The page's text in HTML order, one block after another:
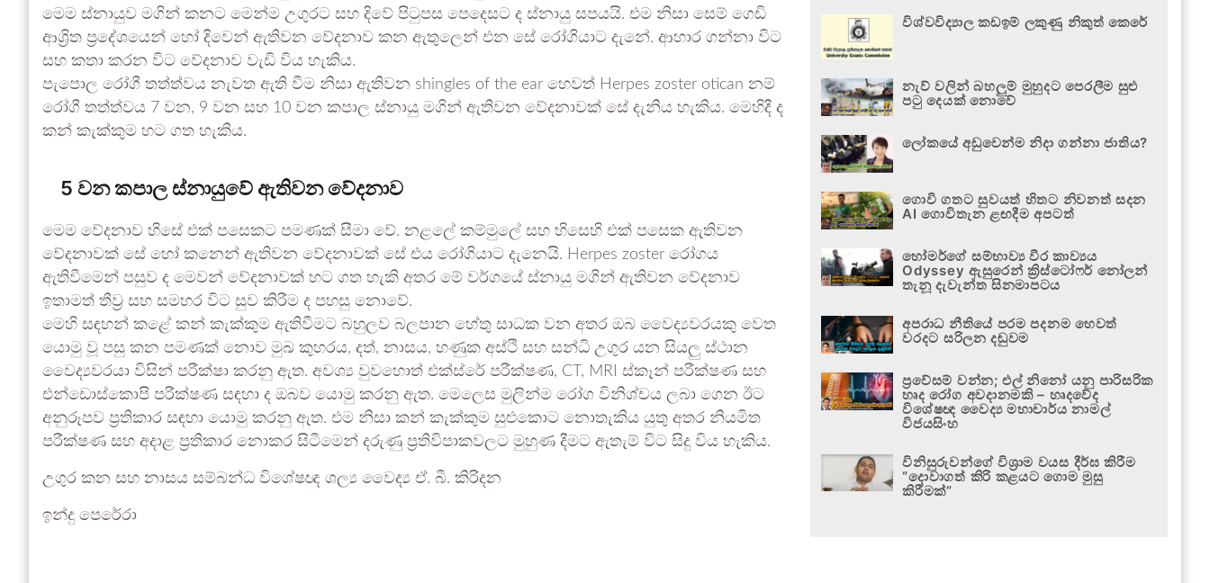
මෙම ස්නායුව මගින් කනට මෙන්ම උගුරට සහ දිවේ පිටුපස පෙදෙසට ද ස්නායු සපයයි. එම නිසා සෙම් ගෙඩි
ආශ්‍රිත ප්‍රදේශයෙන් හෝ දිවෙන් ඇතිවන වේදනාව කන ඇතුලෙන් එන සේ රෝගියාට දැනේ. ආහාර ගන්නා විට
සහ කතා කරන විට වේදනාව වැඩි විය හැකිය.
පැපොල රෝගී තත්ත්වය නැවත ඇති වීම නිසා ඇතිවන shingles of the ear හෙවත් Herpes zoster otican නම්
රෝගී තත්ත්වය 7 වන, 9 වන සහ 10 වන කපාල ස්නායු මගින් ඇතිවන වේදනාවක් සේ දැනිය හැකිය. මෙහිදී ද
කන් කැක්කුම හට ගත හැකිය.
5 වන කපාල ස්නායුවේ ඇතිවන වේදනාව
මෙම වේදනාව හිසේ එක් පසෙකට පමණක් සීමා වේ. නළලේ කම්මුලේ සහ හිසෙහි එක් පසෙක ඇතිවන
වේදනාවක් සේ හෝ කනෙන් ඇතිවන වේදනාවක් සේ එය රෝගියාට දැනෙයි. Herpes zoster රෝගය
ඇතිවීමෙන් පසුව ද මෙවන් වේදනාවක් හට ගත හැකි අතර මේ වර්ගයේ ස්නායු මගින් ඇතිවන වේදනාව
ඉතාමත් තීව්‍ර සහ සමහර විට සුව කිරීම ද පහසු නොවේ.
මෙහි සඳහන් කළේ කන් කැක්කුම ඇතිවීමට බහුලව බලපාන හේතු සාධක වන අතර ඔබ වෛද්‍යවරයකු වෙත
යොමු වූ පසු කන පමණක් නොව මුඛ කුහරය, දත්, නාසය, හණුක අස්ථි සහ සන්ධි උගුර යන සියලු ස්ථාන
වෛද්‍යවරයා විසින් පරීක්ෂා කරනු ඇත. අවශ්‍ය වුවහොත් එක්ස්රේ පරීක්ෂණ, CT, MRI ස්කෑන් පරීක්ෂණ සහ
එන්ඩොස්කොපි පරීක්ෂණ සඳහා ද ඔබව යොමු කරනු ඇත. මෙලෙස මුලින්ම රෝග විනිශ්චය ලබා ගෙන ඊට
අනුරූපව ප්‍රතිකාර සඳහා යොමු කරනු ඇත. එම නිසා කන් කැක්කුම සුළුකොට නොතැකිය යුතු අතර නියමිත
පරීක්ෂණ සහ අදාළ ප්‍රතිකාර නොකර සිටීමෙන් දරුණු ප්‍රතිවිපාකවලට මුහුණ දීමට ඇතැම් විට සිදු විය හැකිය.
උගුර කන සහ නාසය සම්බන්ධ විශේෂඥ ශල්‍ය වෛද්‍ය ඒ. බී. කිරිදන
ඉන්දු පෙරේරා
විශ්වවිද්‍යාල කඩඉම් ලකුණු නිකුත් කෙරේ
නැව් වලින් බහලුම් මුහුදට පෙරලීම සුළු
පටු දෙයක් නොවේ
ලෝකයේ අඩුවෙන්ම නිදා ගන්නා ජාතිය?
ගොවි ගතට සුවයත් හිතට නිවනත් සදන
AI ගොවිතැන ළඟදීම අපටත්
හෝමර්ගේ සම්භාව්‍ය වීර කාව්‍යය
Odyssey ඇසුරෙන් ක්‍රිස්ටෝෆර් නෝලන්
තැනූ දැවැන්ත සිනමාපටය
අපරාධ නීතියේ පරම පදනම හෙවත්
වරදට සරිලන දඬුවම
ප්‍රවේසම් වන්න; එල් නිනෝ යනු පාරිසරික
හෘද රෝග අවදානමකි – හෘදවේද
විශේෂඥ වෛද්‍ය මහාචාර්ය නාමල්
විජයසිංහ
විනිසුරුවන්ගේ විශ්‍රාම වයස දීර්ඝ කිරීම
“දොවාගත් කිරි කළයට ගොම මුසු
කිරීමක්”